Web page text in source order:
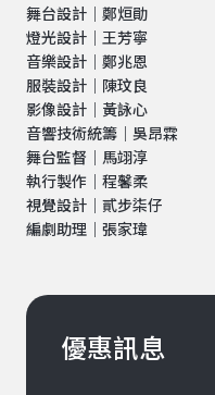
舞台設計｜鄭烜勛
燈光設計｜王芳寧
音樂設計｜鄭兆恩
服裝設計｜陳玟良
影像設計｜黃詠心
音響技術統籌｜吳昂霖
舞台監督｜馬翊淳
執行製作｜程馨柔
視覺設計｜貳步柒仔
編劇助理｜張家瑋
優惠訊息